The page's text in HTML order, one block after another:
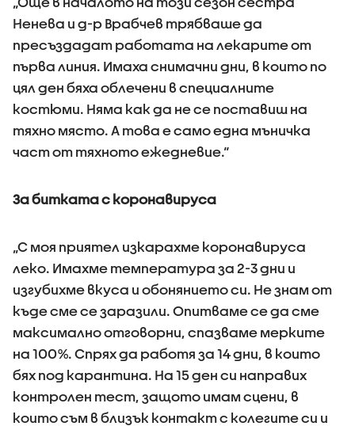
Ненева и д-р Врабчев трябваше да
пресъздадат работата на лекарите от
първа линия. Имаха снимачни дни, в които по
цял ден бяха облечени в специалните
костюми. Няма как да не се поставиш на
тяхно място. А това е само една мъничка
част от тяхното ежедневие.“
За битката с коронавируса
„С моя приятел изкарахме коронавируса
леко. Имахме температура за 2-3 дни и
изгубихме вкуса и обонянието си. Не знам от
къде сме се заразили. Опитваме се да сме
максимално отговорни, спазваме мерките
на 100%. Спрях да работя за 14 дни, в които
бях под карантина. На 15 ден си направих
контролен тест, защото имам сцени, в
които съм в близък контакт с колегите си и